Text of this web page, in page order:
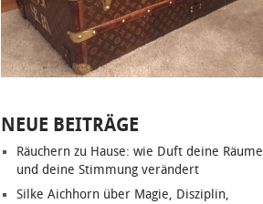
NEUE BEITRÄGE
Räuchern zu Hause: wie Duft deine Räume
und deine Stimmung verändert
Silke Aichhorn über Magie, Disziplin,